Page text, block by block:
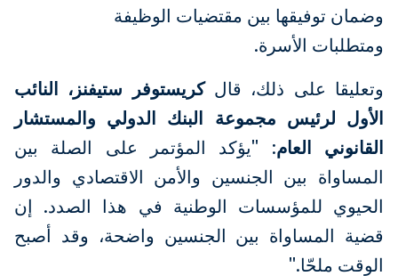
وضمان توفيقها بين مقتضيات الوظيفة
ومتطلبات الأسرة.
وتعليقا على ذلك، قالكريستوفر ستيفنز، النائب
الأول لرئيس مجموعة البنك الدولي والمستشار
القانوني العام: "يؤكد المؤتمر على الصلة بين
المساواة بين الجنسين والأمن الاقتصادي والدور
الحيوي للمؤسسات الوطنية في هذا الصدد. إن
قضية المساواة بين الجنسين واضحة، وقد أصبح
الوقت ملحّا."